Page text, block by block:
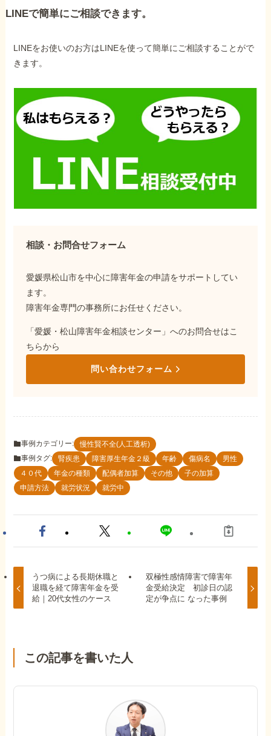
LINEで簡単にご相談できます。
LINEをお使いのお方はLINEを使って簡単にご相談することがで
きます。
相談・お問合せフォーム
愛媛県松山市を中心に障害年金の申請をサポートしてい
ます。
障害年金専門の事務所にお任せください。
「愛媛・松山障害年金相談センター」へのお問合せはこ
ちらから
問い合わせフォーム
事例カテゴリー:
慢性賢不全(人工透析)
事例タグ:
腎疾患 障害厚生年金２級 年齢 傷病名
男性
４０代
年金の種類 配偶者加算 その他
子の加算
申請方法
就労状況 就労中
うつ病による長期休職と
退職を経て障害年金を受
給｜20代女性のケース
双極性感情障害で障害年
金受給決定 初診日の認
定が争点に なった事例
この記事を書いた人